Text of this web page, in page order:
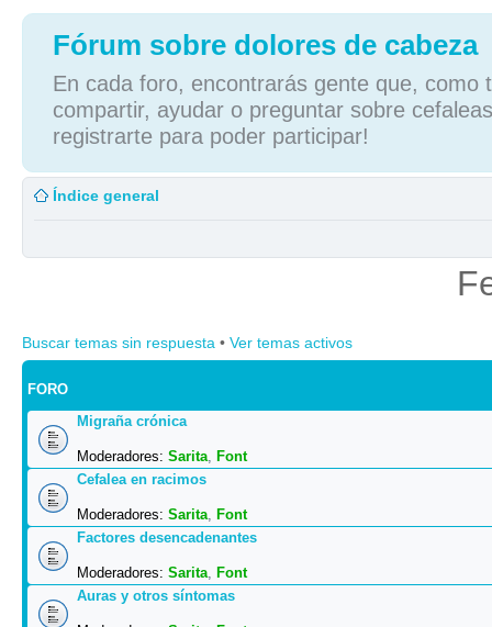
Fórum sobre dolores de cabeza
En cada foro, encontrarás gente que, como
compartir, ayudar o preguntar sobre
registrarte para poder participar!
Índice general
Buscar temas sin respuesta • Ver temas activos
FORO
Migraña crónica
Moderadores: Sarita, Font
Cefalea en racimos
Moderadores: Sarita, Font
Factores desencadenantes
Moderadores: Sarita, Font
Auras y otros síntomas